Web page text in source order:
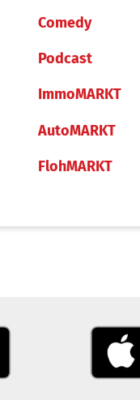
Comedy
Podcast
ImmoMARKT
AutoMARKT
FlohMARKT